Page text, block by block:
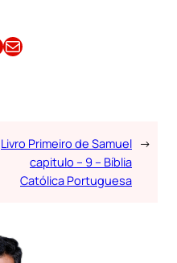
Email this Article
Livro Primeiro de Samuel
capitulo – 9 – Bíblia
Católica Portuguesa
→